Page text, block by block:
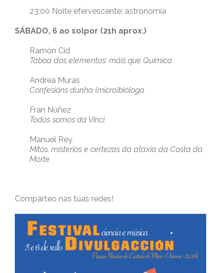
23:00 Noite efervescente: astronomía
SÁBADO, 6 ao solpor (21h aprox.)
Ramón Cid
Táboa dos elementos: máis que Química
Andrea Muras
Confesións dunha (micro)bióloga
Fran Núñez
Todos somos da Vinci
Manuel Rey
Mitos, misterios e certezas da ataxia da Costa da
Morte
Compárteo nas túas redes!